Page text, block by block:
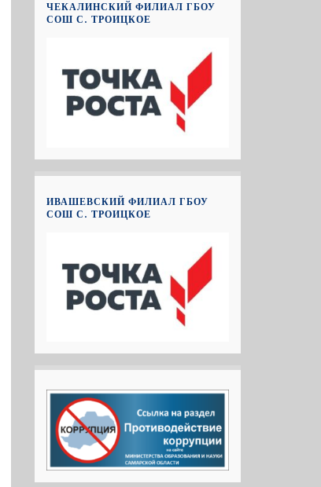
ЧЕКАЛИНСКИЙ ФИЛИАЛ ГБОУ
СОШ С. ТРОИЦКОЕ
ИВАШЕВСКИЙ ФИЛИАЛ ГБОУ
СОШ С. ТРОИЦКОЕ